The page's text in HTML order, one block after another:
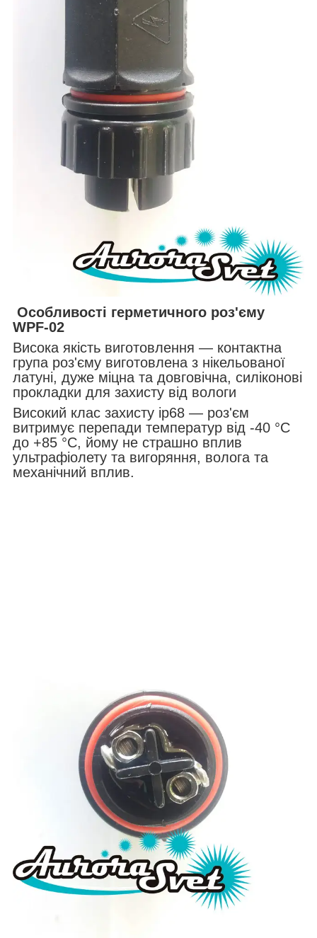
Особливості герметичного роз'єму
WPF-02
Висока якість виготовлення — контактна
група роз'єму виготовлена з нікельованої
латуні, дуже міцна та довговічна, силіконові
прокладки для захисту від вологи
Високий клас захисту ip68 — роз'єм
витримує перепади температур від -40 °C
до +85 °C, йому не страшно вплив
ультрафіолету та вигоряння, волога та
механічний вплив.